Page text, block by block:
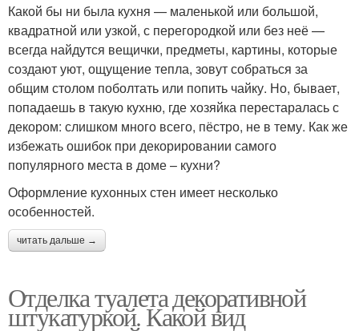
Какой бы ни была кухня — маленькой или большой,
квадратной или узкой, с перегородкой или без неё —
всегда найдутся вещички, предметы, картины, которые
создают уют, ощущение тепла, зовут собраться за
общим столом поболтать или попить чайку. Но, бывает,
попадаешь в такую кухню, где хозяйка перестаралась с
декором: слишком много всего, пёстро, не в тему. Как же
избежать ошибок при декорировании самого
популярного места в доме – кухни?
Оформление кухонных стен имеет несколько
особенностей.
читать дальше →
Отделка туалета декоративной
штукатуркой. Какой вид